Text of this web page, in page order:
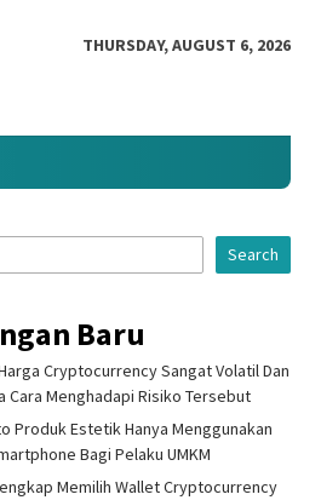
THURSDAY, AUGUST 6, 2026
Search
Baru
Cryptocurrency Sangat Volatil Dan
Cara Menghadapi Risiko Tersebut
Produk Estetik Hanya Menggunakan
Bagi Pelaku UMKM
Memilih Wallet Cryptocurrency